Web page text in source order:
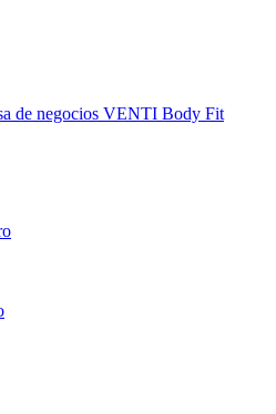
de negocios VENTI Body Fit